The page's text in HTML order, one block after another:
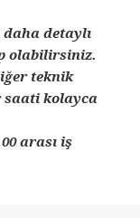
detaylı
olabilirsiniz.
teknik
saati kolayca
arası iş